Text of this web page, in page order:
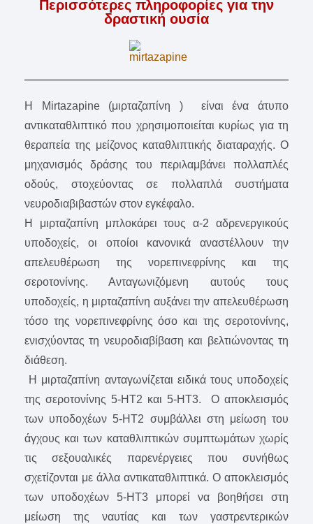
Περισσότερες πληροφορίες για την
δραστική ουσία
Η Mirtazapine (μιρταζαπίνη ) είναι ένα άτυπο
αντικαταθλιπτικό που χρησιμοποιείται κυρίως για τη
θεραπεία της μείζονος καταθλιπτικής διαταραχής. Ο
μηχανισμός δράσης του περιλαμβάνει πολλαπλές
οδούς, στοχεύοντας σε πολλαπλά συστήματα
νευροδιαβιβαστών στον εγκέφαλο.
Η μιρταζαπίνη μπλοκάρει τους α-2 αδρενεργικούς
υποδοχείς, οι οποίοι κανονικά αναστέλλουν την
απελευθέρωση της νορεπινεφρίνης και της
σεροτονίνης. Ανταγωνιζόμενη αυτούς τους
υποδοχείς, η μιρταζαπίνη αυξάνει την απελευθέρωση
τόσο της νορεπινεφρίνης όσο και της σεροτονίνης,
ενισχύοντας τη νευροδιαβίβαση και βελτιώνοντας τη
διάθεση.
Η μιρταζαπίνη ανταγωνίζεται ειδικά τους υποδοχείς
της σεροτονίνης 5-HT2 και 5-HT3. Ο αποκλεισμός
των υποδοχέων 5-HT2 συμβάλλει στη μείωση του
άγχους και των καταθλιπτικών συμπτωμάτων χωρίς
τις σεξουαλικές παρενέργειες που συνήθως
σχετίζονται με άλλα αντικαταθλιπτικά. Ο αποκλεισμός
των υποδοχέων 5-HT3 μπορεί να βοηθήσει στη
μείωση της ναυτίας και των γαστρεντερικών